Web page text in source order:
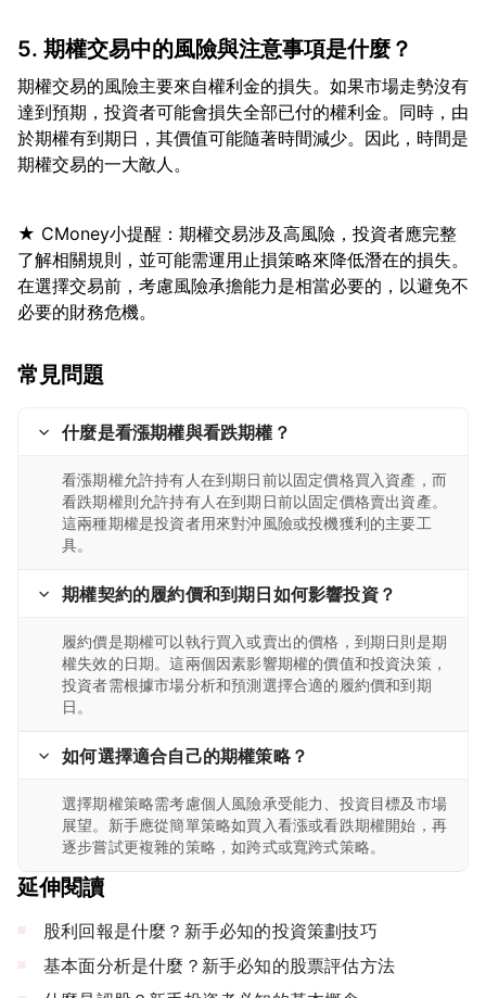
5. 期權交易中的風險與注意事項是什麼？
期權交易的風險主要來自權利金的損失。如果市場走勢沒有
達到預期，投資者可能會損失全部已付的權利金。同時，由
於期權有到期日，其價值可能隨著時間減少。因此，時間是
★ CMoney小提醒：期權交易涉及高風險，投資者應完整
了解相關規則，並可能需運用止損策略來降低潛在的損失。
在選擇交易前，考慮風險承擔能力是相當必要的，以避免不
常見問題
什麼是看漲期權與看跌期權？
看漲期權允許持有人在到期日前以固定價格買入資產，而
看跌期權則允許持有人在到期日前以固定價格賣出資產。
這兩種期權是投資者用來對沖風險或投機獲利的主要工
具。
期權契約的履約價和到期日如何影響投資？
履約價是期權可以執行買入或賣出的價格，到期日則是期
權失效的日期。這兩個因素影響期權的價值和投資決策，
投資者需根據市場分析和預測選擇合適的履約價和到期
日。
如何選擇適合自己的期權策略？
選擇期權策略需考慮個人風險承受能力、投資目標及市場
展望。新手應從簡單策略如買入看漲或看跌期權開始，再
逐步嘗試更複雜的策略，如跨式或寬跨式策略。
延伸閱讀
股利回報是什麼？新手必知的投資策劃技巧
基本面分析是什麼？新手必知的股票評估方法